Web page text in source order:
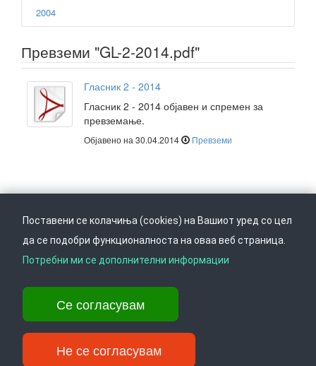
2004
Превземи "GL-2-2014.pdf"
Гласник 2 - 2014
Гласник 2 - 2014 објавен и спремен за
превземање.
Објавено на 30.04.2014 Превземи
Врати се горе Следете не на
Ул. Даме Груев 14, Катна гаража Беко на 1-виот кат, 1000 Скопје,
Тел: +389 2 3103 601 (641), Факс: +389 2 3137 149 |
info@ippo.gov.mk
Поставени се колачиња (cookies) на Вашиот уред со цел
да се подобри функционалноста на оваа веб страница.
Потребни ми се дополнителни информации
Се согласувам
Не се согласувам